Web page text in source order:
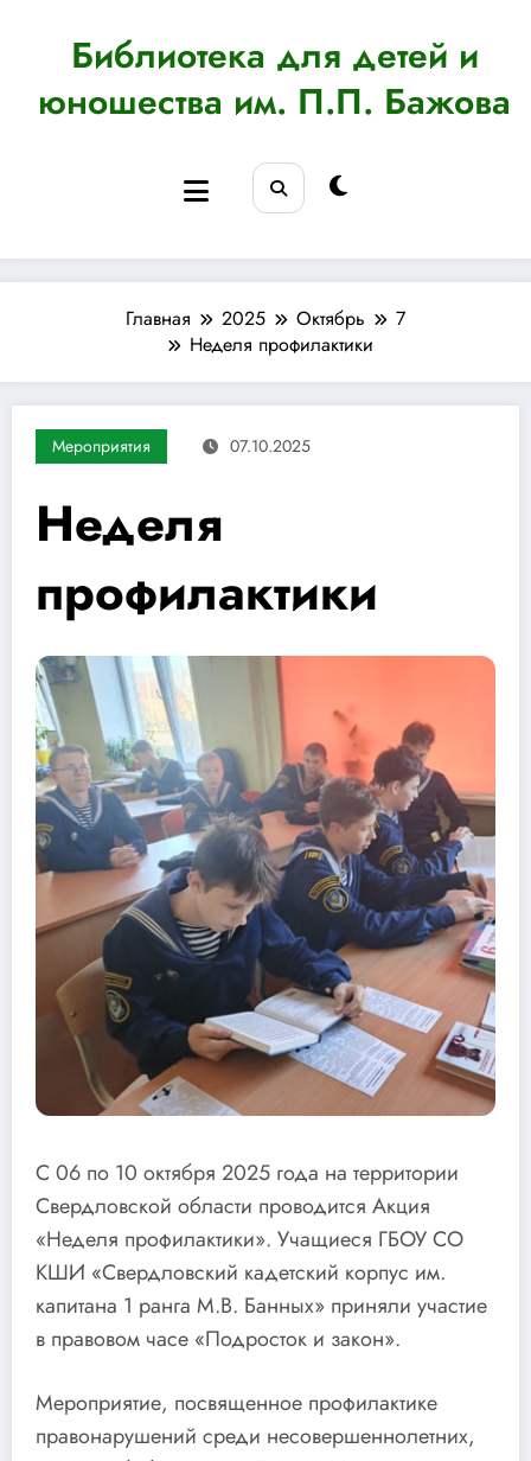
содержимомуБиблиотека для детей и
юношества им. П.П. Бажова
Главная 2025 Октябрь
7
Неделя профилактики
Мероприятия 07.10.2025
Неделя
профилактики
С 06 по 10 октября 2025 года на территории
Свердловской области проводится Акция
«Неделя профилактики». Учащиеся ГБОУ СО
КШИ «Свердловский кадетский корпус им.
капитана 1 ранга М.В. Банных» приняли участие
в правовом часе «Подросток и закон».
Мероприятие, посвященное профилактике
правонарушений среди несовершеннолетних,